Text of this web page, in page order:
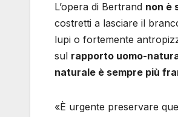
L’opera di Bertrand non è
costretti a lasciare il
lupi o fortemente
sul rapporto uomo-
naturale è sempre più
«È urgente preservare